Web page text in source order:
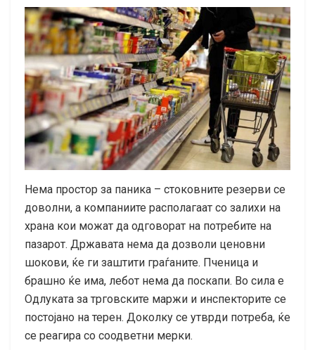
Нема простор за паника – стоковните резерви се
доволни, а компаниите располагаат со залихи на
храна кои можат да одговорат на потребите на
пазарот. Државата нема да дозволи ценовни
шокови, ќе ги заштити граѓаните. Пченица и
брашно ќе има, лебот нема да поскапи. Во сила е
Одлуката за трговските маржи и инспекторите се
постојано на терен. Доколку се утврди потреба, ќе
се реагира со соодветни мерки.